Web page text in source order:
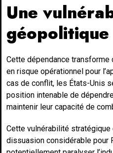
Une
géopolitique
Cette dépendance
en risque opérationnel pour
cas de conflit, les États-Unis
position intenable de
maintenir leur capacité de
Cette vulnérabilité
dissuasion considérable pour